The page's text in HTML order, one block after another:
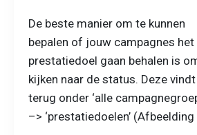
De beste manier om te kunnen
bepalen of jouw campagnes het
prestatiedoel gaan behalen is
kijken naar de status. Deze
terug onder ‘alle
–> ‘prestatiedoelen’ (Afbeelding